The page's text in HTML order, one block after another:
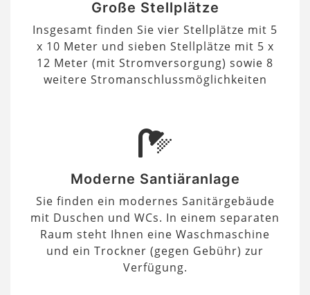
Große Stellplätze
Insgesamt finden Sie vier Stellplätze mit 5
x 10 Meter und sieben Stellplätze mit 5 x
12 Meter (mit Stromversorgung) sowie 8
weitere Stromanschlussmöglichkeiten
Moderne Santiäranlage
Sie finden ein modernes Sanitärgebäude
mit Duschen und WCs. In einem separaten
Raum steht Ihnen eine Waschmaschine
und ein Trockner (gegen Gebühr) zur
Verfügung.